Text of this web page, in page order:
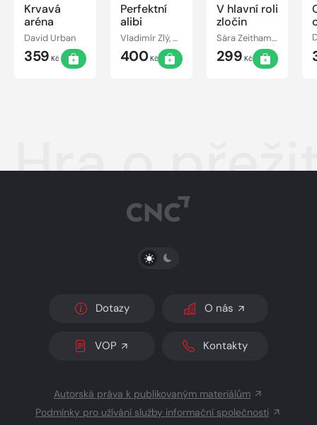
Krvavá
aréna
David Urban
359 Kč
Perfektní
alibi
Vladimír Zlý, David Urban
400Kč
V hlavní roli
zločin
Sára Zeithammerová, Kristýna Trpková, David Urban, Radek Blažek, Petr Bým, Petra Klabouchová, Jiří Březina, Kateřina Surmanová, Marek Epstein, Boris Dočekal, Petra Dvořáková
299 Kč
Hra o
PŘEPNOUT SVĚTLÝ/TMAVÝ REŽIM
Dotazy O nás
VOP Kontakty
Autorská práva k publikovaným materiálům
Podmínky pro užívání služby informační společnosti